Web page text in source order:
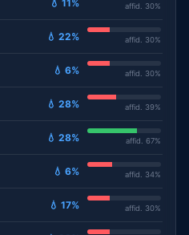
💧 11% affid. 30%
💧 22% affid. 30%
💧 6% affid. 30%
💧 28% affid. 39%
💧 28% affid. 67%
💧 6% affid. 34%
💧 17% affid. 30%